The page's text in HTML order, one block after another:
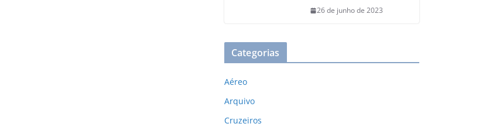
26 de junho de 2023
Categorias
Aéreo
Arquivo
Cruzeiros